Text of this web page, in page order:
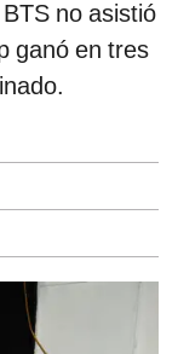
no asistió
ganó en tres